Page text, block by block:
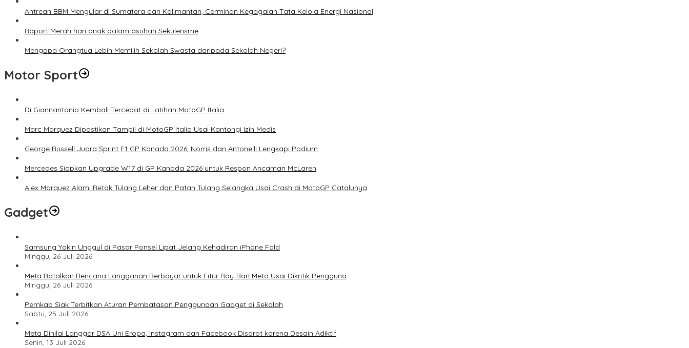
Antrean BBM Mengular di Sumatera dan Kalimantan, Cerminan Kegagalan Tata Kelola Energi Nasional
Raport Merah hari anak dalam asuhan Sekulerisme
Mengapa Orangtua Lebih Memilih Sekolah Swasta daripada Sekolah Negeri?
Motor Sport
Di Giannantonio Kembali Tercepat di Latihan MotoGP Italia
Marc Marquez Dipastikan Tampil di MotoGP Italia Usai Kantongi Izin Medis
George Russell Juara Sprint F1 GP Kanada 2026, Norris dan Antonelli Lengkapi Podium
Mercedes Siapkan Upgrade W17 di GP Kanada 2026 untuk Respon Ancaman McLaren
Alex Marquez Alami Retak Tulang Leher dan Patah Tulang Selangka Usai Crash di MotoGP Catalunya
Gadget
Samsung Yakin Unggul di Pasar Ponsel Lipat Jelang Kehadiran iPhone Fold
Minggu, 26 Juli 2026
Meta Batalkan Rencana Langganan Berbayar untuk Fitur Ray-Ban Meta Usai Dikritik Pengguna
Minggu, 26 Juli 2026
Pemkab Siak Terbitkan Aturan Pembatasan Penggunaan Gadget di Sekolah
Sabtu, 25 Juli 2026
Meta Dinilai Langgar DSA Uni Eropa, Instagram dan Facebook Disorot karena Desain Adiktif
Senin, 13 Juli 2026